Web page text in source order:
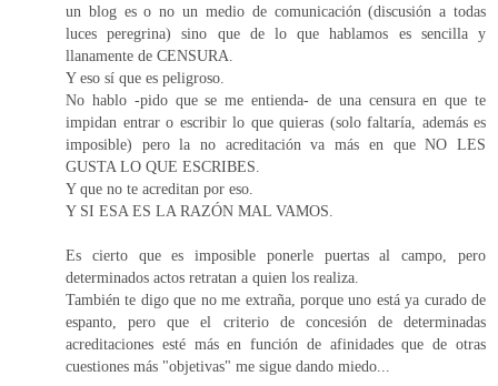
un blog es o no un medio de comunicación (discusión a todas
luces peregrina) sino que de lo que hablamos es sencilla y
llanamente de CENSURA.
Y eso sí que es peligroso.
No hablo -pido que se me entienda- de una censura en que te
impidan entrar o escribir lo que quieras (solo faltaría, además es
imposible) pero la no acreditación va más en que NO LES
GUSTA LO QUE ESCRIBES.
Y que no te acreditan por eso.
Y SI ESA ES LA RAZÓN MAL VAMOS.
Es cierto que es imposible ponerle puertas al campo, pero
determinados actos retratan a quien los realiza.
También te digo que no me extraña, porque uno está ya curado de
espanto, pero que el criterio de concesión de determinadas
acreditaciones esté más en función de afinidades que de otras
cuestiones más "objetivas" me sigue dando miedo...